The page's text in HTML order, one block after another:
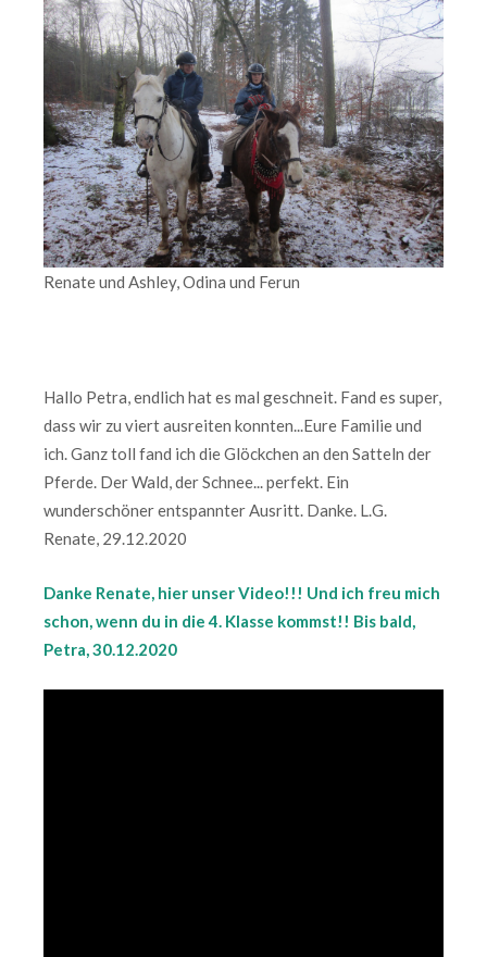
Renate und Ashley, Odina und Ferun
Hallo Petra, endlich hat es mal geschneit. Fand es super,
dass wir zu viert ausreiten konnten...Eure Familie und
ich. Ganz toll fand ich die Glöckchen an den Satteln der
Pferde. Der Wald, der Schnee... perfekt. Ein
wunderschöner entspannter Ausritt. Danke. L.G.
Renate, 29.12.2020
Danke Renate, hier unser Video!!! Und ich freu mich
schon, wenn du in die 4. Klasse kommst!! Bis bald,
Petra, 30.12.2020